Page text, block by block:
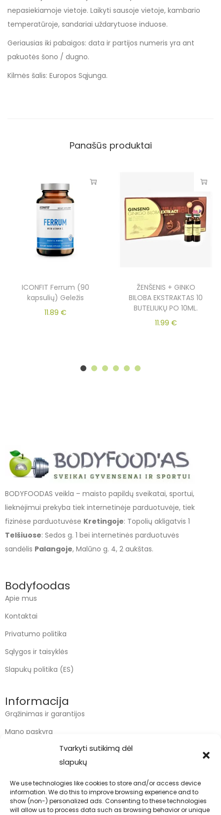
Tvarkyti sutikimą dėl
slapukų
We use technologies like cookies to store and/or access device
information. We do this to improve browsing experience and to
show (non-) personalized ads. Consenting to these technologies
will allow us to process data such as browsing behavior or unique
nepasiekiamoje vietoje. Laikyti sausoje vietoje, kambario
temperatūroje, sandariai uždarytuose induose.
Geriausias iki pabaigos: data ir partijos numeris yra ant
pakuotės šono / dugno.
Kilmės šalis: Europos Sąjunga.
Panašūs produktai
ICONFIT Ferrum (90
kapsulių) Geležis
11.89 €
ŽENŠENIS + GINKO
BILOBA EKSTRAKTAS 10
BUTELIUKŲ PO 10ML.
11.99 €
BODYFOODAS veikla – maisto papildų sveikatai, sportui,
lieknėjimui prekyba tiek internetinėje parduotuvėje, tiek
fizinėse parduotuvėse Kretingoje: Topolių akligatvis 1
Telšiuose: Sedos g. 1 bei internetinės parduotuvės
sandėlis Palangoje, Malūno g. 4, 2 aukštas.
Bodyfoodas
Apie mus
Kontaktai
Privatumo politika
Sąlygos ir taisyklės
Slapukų politika (ES)
Informacija
Grąžinimas ir garantijos
Mano paskyra
Kontaktai
info@bodyfoodas.lt